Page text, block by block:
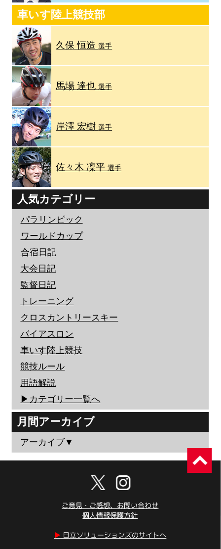
車いす陸上競技部
久保 恒造選手
馬場 達也選手
岸澤 宏樹選手
佐々木 凜平選手
人気カテゴリー
パラリンピック
ワールドカップ
合宿日記
大会日記
監督日記
トレーニング
クロスカントリースキー
バイアスロン
車いす陸上競技
競技ルール
用語解説
▶︎カテゴリー一覧へ
月間アーカイブ
アーカイブ▼
ご意見・ご感想、お問い合わせ
個人情報保護方針
▶︎ 日立ソリューションズのサイトへ